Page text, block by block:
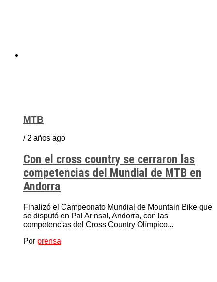
MTB
/ 2 años ago
Con el cross country se cerraron las
competencias del Mundial de MTB en
Andorra
Finalizó el Campeonato Mundial de Mountain Bike que
se disputó en Pal Arinsal, Andorra, con las
competencias del Cross Country Olímpico...
Por prensa